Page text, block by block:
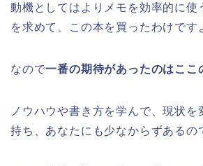
動機としてはよりメモを効率的に使
を求めて、この本を買ったわけです
なので一番の期待があったのはここ
ノウハウや書き方を学んで、現状を
持ち、あなたにも少なからずあるの